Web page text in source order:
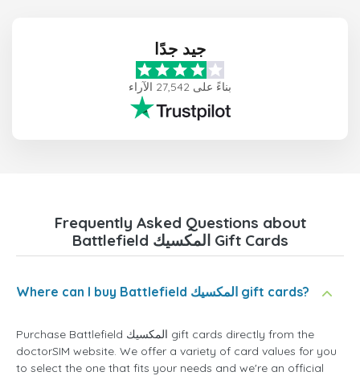
جيد جدًا
بناءً على 27,542 الآراء
Frequently Asked Questions about
Battlefield المكسيك Gift Cards
Where can I buy Battlefield المكسيك gift cards?
Purchase Battlefield المكسيك gift cards directly from the
doctorSIM website. We offer a variety of card values for you
to select the one that fits your needs and we're an official